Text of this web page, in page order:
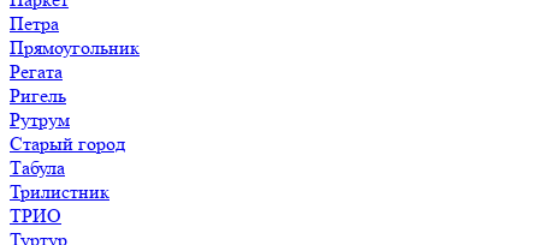
Петра
Прямоугольник
Регата
Ригель
Рутрум
Старый город
Табула
Трилистник
ТРИО
Туртур